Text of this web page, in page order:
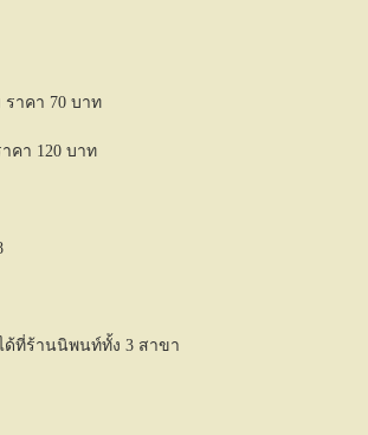
ราคา 70 บาท
คา 120 บาท
ด้ที่ร้านนิพนท์ทั้ง 3 สาขา